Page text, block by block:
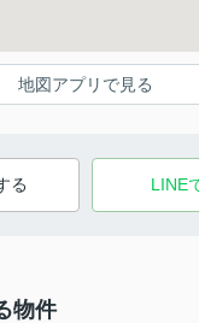
地図アプリで見る
る LINE
物件